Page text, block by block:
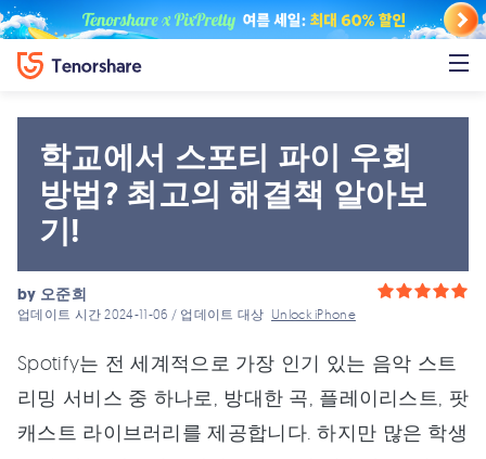
학교에서 스포티 파이 우회
방법? 최고의 해결책 알아보
기!
by 오준희
업데이트 시간 2024-11-06 / 업데이트 대상 Unlock iPhone
Spotify는 전 세계적으로 가장 인기 있는 음악 스트
리밍 서비스 중 하나로, 방대한 곡, 플레이리스트, 팟
캐스트 라이브러리를 제공합니다. 하지만 많은 학생